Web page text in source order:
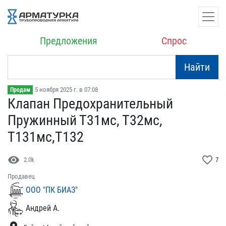
Предложения Спрос
Найти
Продам 5 ноября 2025 г. в 07:08
Клапан Предохранительный​
Пружинный Т31мс, Т32мс,​
Т131мс,Т132
visibility 2.0k favorite_border 7
Продавец
ООО "ПК БИАЗ"
Андрей А.